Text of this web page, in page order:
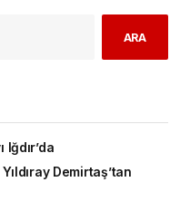
ARA
Iğdır’da
Demirtaş’tan